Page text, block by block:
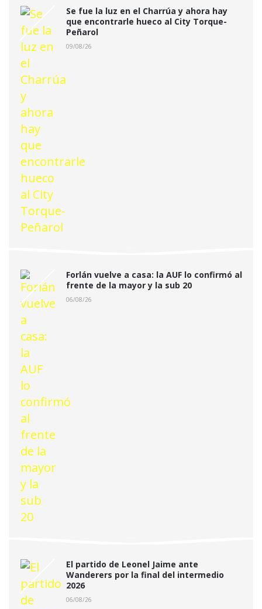
Se fue la luz en el Charrúa y ahora hay
que encontrarle hueco al City Torque-
Peñarol
09/08/26
Forlán vuelve a casa: la AUF lo confirmó al
frente de la mayor y la sub 20
06/08/26
El partido de Leonel Jaime ante
Wanderers por la final del intermedio
2026
06/08/26